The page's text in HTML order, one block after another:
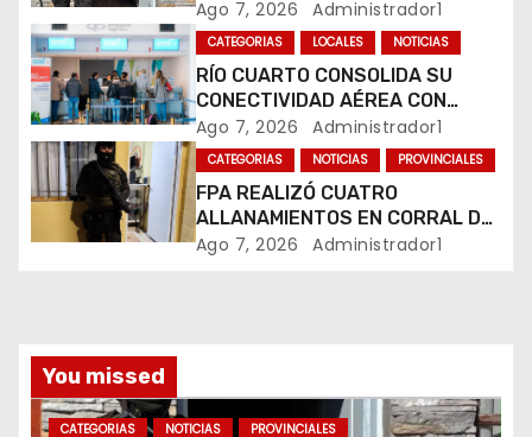
e
n
t
r
a
s
COMERCIALIZABA COCAÍNA Y
MARIHUANA EN UNA PLAZA
Ago 7, 2026 Administrador1
CATEGORIAS LOCALES NOTICIAS
RÍO CUARTO CONSOLIDA SU
CONECTIVIDAD AÉREA CON
CUATRO VUELOS SEMANALES A
BUENOS AIRES
Ago 7, 2026 Administrador1
CATEGORIAS NOTICIAS PROVINCIALES
FPA REALIZÓ CUATRO
ALLANAMIENTOS EN CORRAL DE
BUSTOS-IFFLINGER
Ago 7, 2026 Administrador1
You missed
CATEGORIAS NOTICIAS PROVINCIALES